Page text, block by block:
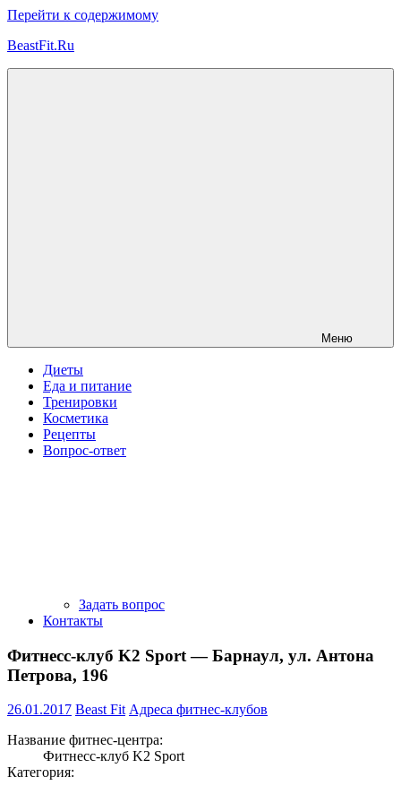
Перейти к содержимому
BeastFit.Ru
Меню
Диеты
Еда и питание
Тренировки
Косметика
Рецепты
Вопрос-ответ
Задать вопрос
Контакты
Фитнесс-клуб K2 Sport — Барнаул, ул. Антона
Петрова, 196
26.01.2017 Beast Fit Адреса фитнес-клубов
Название фитнес-центра:
Фитнесс-клуб K2 Sport
Категория: